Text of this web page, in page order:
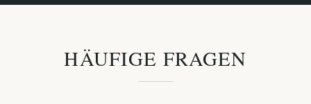
HÄUFIGE FRAGEN